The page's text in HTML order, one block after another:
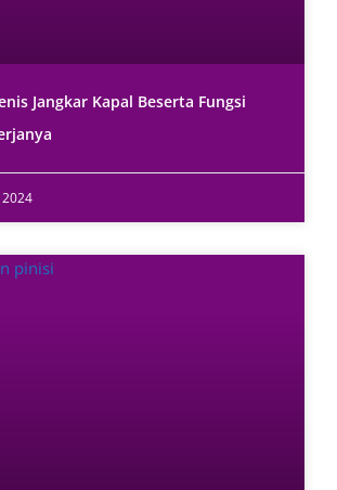
Jangkar Kapal Beserta Fungsi